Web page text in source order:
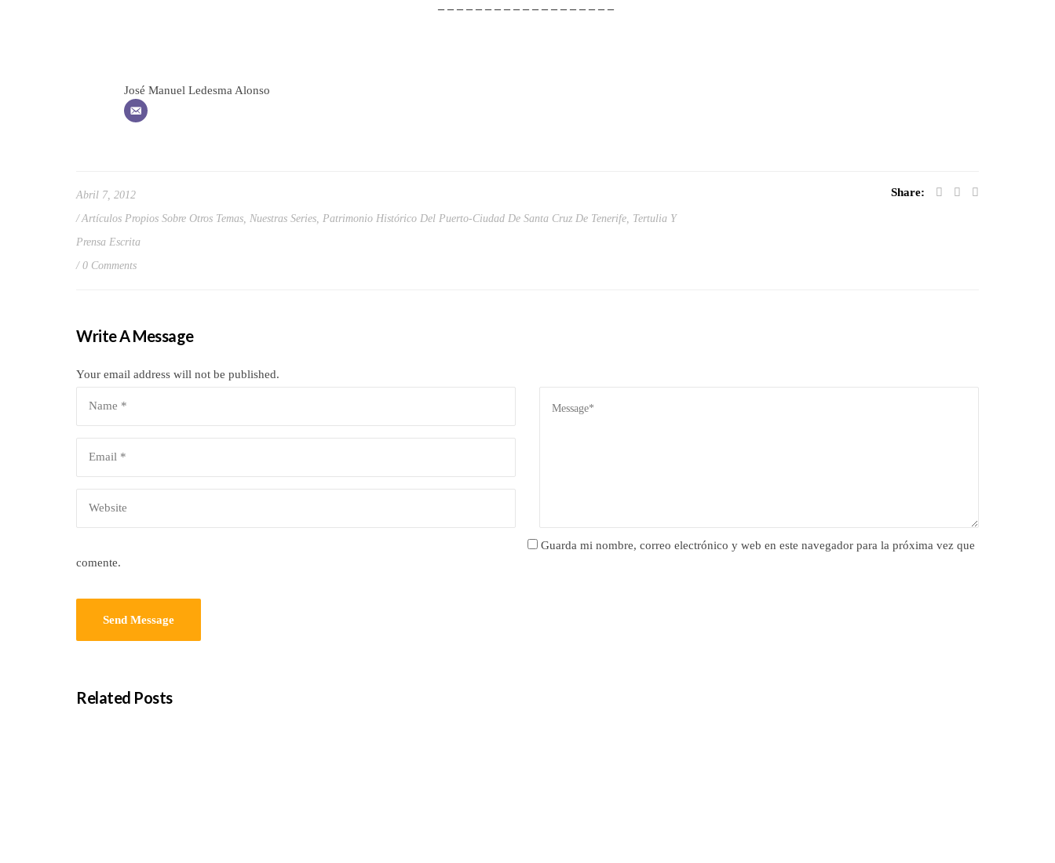
– – – – – – – – – – – – – – – – – – –
José Manuel Ledesma Alonso
Abril 7, 2012
Artículos Propios Sobre Otros Temas Nuestras Series Patrimonio Histórico Del Puerto-Ciudad De Santa Cruz De Tenerife Tertulia Y
Prensa Escrita
0 Comments
Share:
Write A Message
Your email address will not be published.
Guarda mi nombre, correo electrónico y web en este navegador para la próxima vez que
comente.
Related Posts